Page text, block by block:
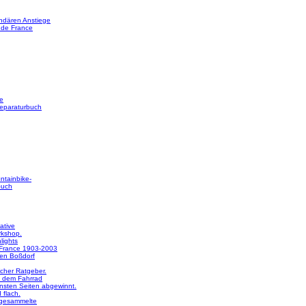
Anstiege
France
1903-2003
Boßdorf
Ratgeber.
dem Fahrrad
Seiten abgewinnt.
flach.